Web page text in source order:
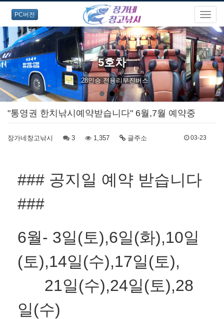
PC버전
5호차
28인승 전용리무진버스
"통영권 한치낚시예약받습니다" 6월,7월 예약중
장가네창고낚시 3 1,357 글주소 03-23
### 공지일 예약 받습니다
###
6월- 3일(토),6일(화),10일
(토),14일(수),17일(토),
21일(수),24일(토),28
일(수)